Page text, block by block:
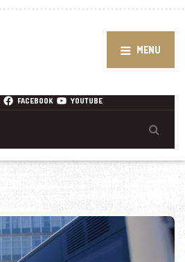
MENU
FACEBOOK YOUTUBE